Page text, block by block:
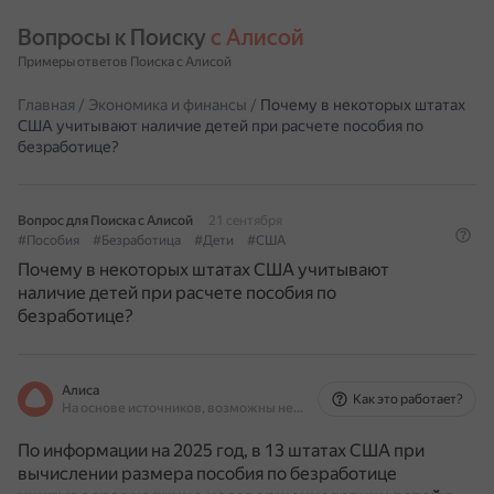
Вопросы к Поиску с Алисой
Примеры ответов Поиска с Алисой
Главная / Экономика и финансы / Почему в некоторых штатах
США учитывают наличие детей при расчете пособия по
безработице?
Вопрос для Поиска с Алисой
21 сентября
#Пособия
#Безработица #Дети #США
Почему в некоторых штатах США учитывают
наличие детей при расчете пособия по
безработице?
Алиса
На основе источников, возможны неточности
Как это работает?
По информации на 2025 год, в 13 штатах США при
вычислении размера пособия по безработице